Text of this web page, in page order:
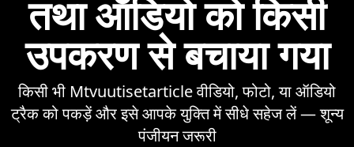
तथा ऑडियो को किसी
उपकरण से बचाया गया
किसी भी Mtvuutisetarticle वीडियो, फोटो, या ऑडियो
ट्रैक को पकड़ें और इसे आपके युक्ति में सीधे सहेज लें — शून्य
पंजीयन जरूरी